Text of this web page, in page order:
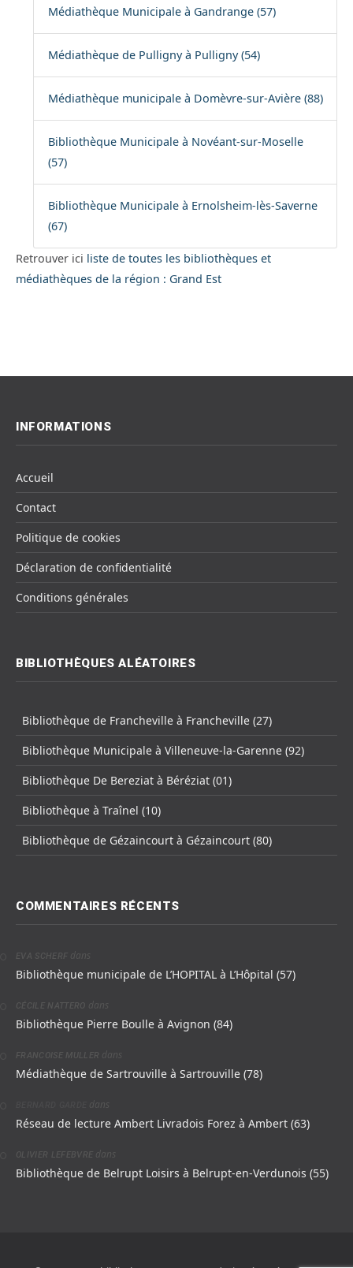
Médiathèque Municipale à Gandrange (57)
Médiathèque de Pulligny à Pulligny (54)
Médiathèque municipale à Domèvre-sur-Avière (88)
Bibliothèque Municipale à Novéant-sur-Moselle
(57)
Bibliothèque Municipale à Ernolsheim-lès-Saverne
(67)
Retrouver ici liste de toutes les bibliothèques et
médiathèques de la région : Grand Est
INFORMATIONS
Accueil
Contact
Politique de cookies
Déclaration de confidentialité
Conditions générales
BIBLIOTHÈQUES ALÉATOIRES
Bibliothèque de Francheville à Francheville (27)
Bibliothèque Municipale à Villeneuve-la-Garenne (92)
Bibliothèque De Bereziat à Béréziat (01)
Bibliothèque à Traînel (10)
Bibliothèque de Gézaincourt à Gézaincourt (80)
COMMENTAIRES RÉCENTS
EVA SCHERF dans
Bibliothèque municipale de L’HOPITAL à L’Hôpital (57)
CÉCILE NATTERO dans
Bibliothèque Pierre Boulle à Avignon (84)
FRANCOISE MULLER dans
Médiathèque de Sartrouville à Sartrouville (78)
dans
Réseau de lecture Ambert Livradois Forez à Ambert (63)
OLIVIER LEFEBVRE dans
Bibliothèque de Belrupt Loisirs à Belrupt-en-Verdunois (55)